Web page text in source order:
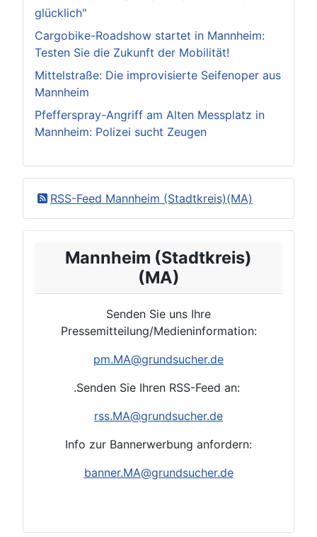
glücklich"
Cargobike-Roadshow startet in Mannheim:
Testen Sie die Zukunft der Mobilität!
Mittelstraße: Die improvisierte Seifenoper aus
Mannheim
Pfefferspray-Angriff am Alten Messplatz in
Mannheim: Polizei sucht Zeugen
RSS-Feed Mannheim (Stadtkreis)(MA)
Mannheim (Stadtkreis)
(MA)
Senden Sie uns Ihre
Pressemitteilung/Medieninformation:
pm.MA@grundsucher.de
.Senden Sie Ihren RSS-Feed an:
rss.MA@grundsucher.de
Info zur Bannerwerbung anfordern:
banner.MA@grundsucher.de